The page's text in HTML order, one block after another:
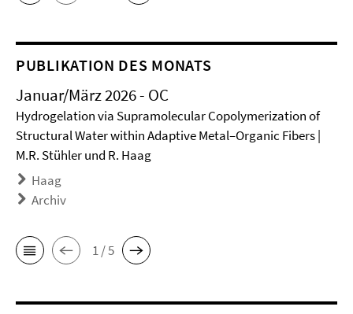
PUBLIKATION DES MONATS
Januar/März 2026 - OC
Hydrogelation via Supramolecular Copolymerization of
Structural Water within Adaptive Metal–Organic Fibers |
M.R. Stühler und R. Haag
Haag
Archiv
1 / 5